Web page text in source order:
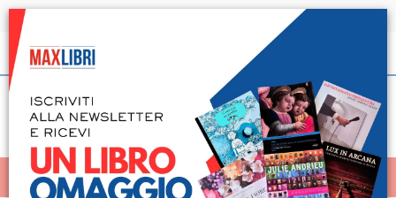
Spedizione in 24h per tutti i libri disponibili
Italiano
< Home
MENÙ